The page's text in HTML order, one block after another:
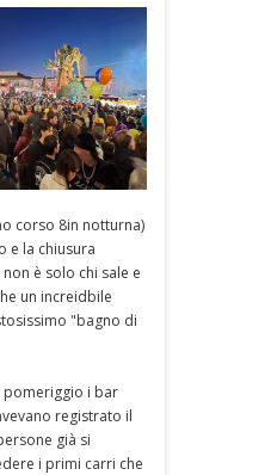
corso 8in notturna)
e la chiusura
è solo chi sale e
un increidbile
"bagno di
pomeriggio i bar
registrato il
già si
i primi carri che